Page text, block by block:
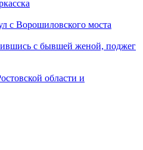
с Ворошиловского моста
с бывшей женой, поджег
области и